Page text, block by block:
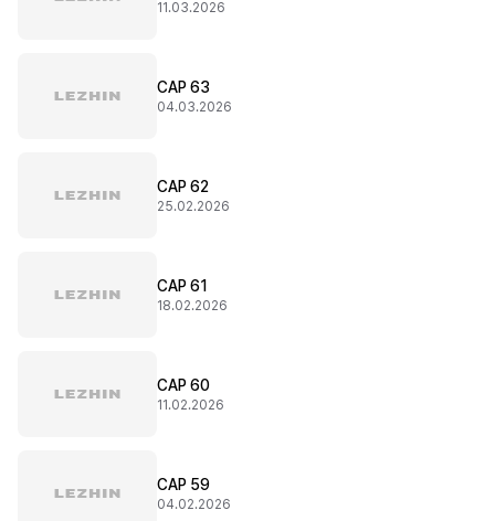
11.03.2026
CAP 63
04.03.2026
CAP 62
25.02.2026
CAP 61
18.02.2026
CAP 60
11.02.2026
CAP 59
04.02.2026